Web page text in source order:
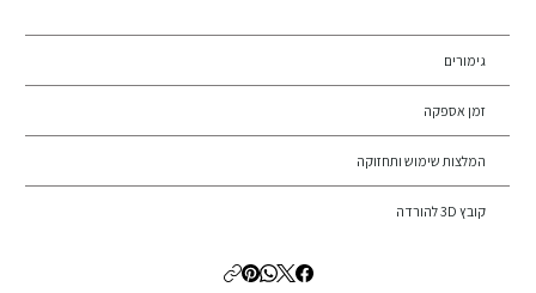
גימורים
זמן אספקה
המלצות שימוש ותחזוקה
קובץ 3D להורדה